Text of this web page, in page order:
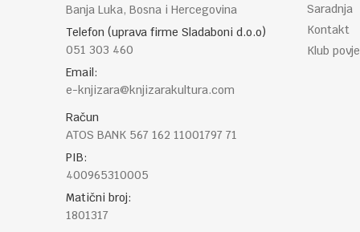
Banja Luka, Bosna i Hercegovina
Telefon (uprava firme Sladaboni d.o.o)
051 303 460
Email:
e-knjizara@knjizarakultura.com
Račun
ATOS BANK 567 162 11001797 71
PIB:
400965310005
Matični broj:
1801317
Saradnja
Kontakt
Klub